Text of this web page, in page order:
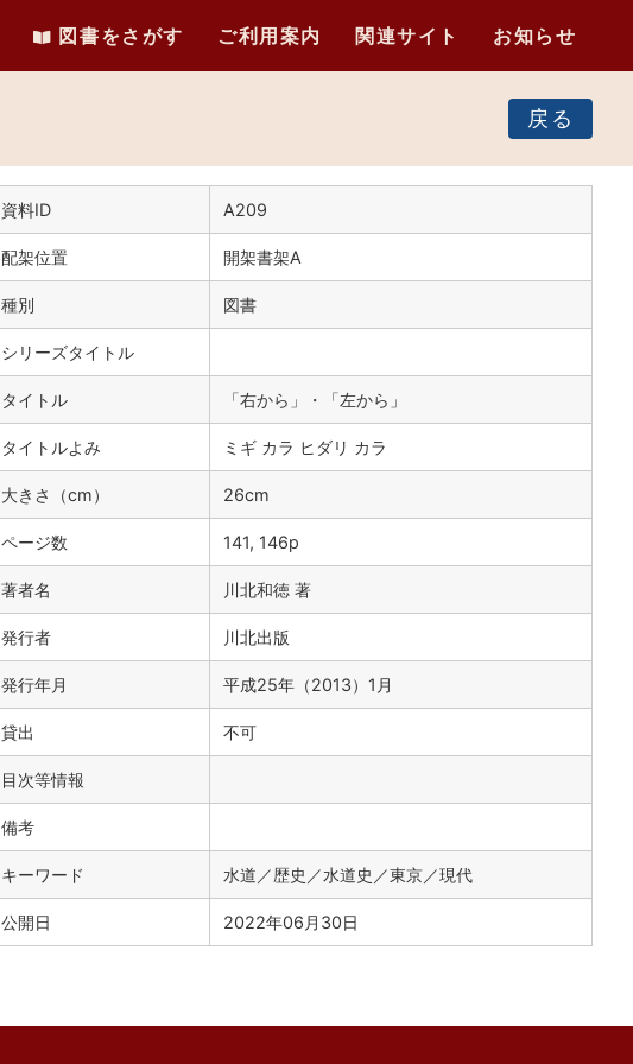
図書をさがす ご利用案内 関連サイト お知らせ
戻る
資料ID A209
配架位置 開架書架A
種別 図書
シリーズタイトル
タイトル 「右から」・「左から」
タイトルよみ ミギ カラ ヒダリ カラ
大きさ（cm） 26cm
ページ数 141, 146p
著者名 川北和徳 著
発行者 川北出版
発行年月 平成25年（2013）1月
貸出 不可
目次等情報
備考
キーワード 水道／歴史／水道史／東京／現代
公開日 2022年06月30日